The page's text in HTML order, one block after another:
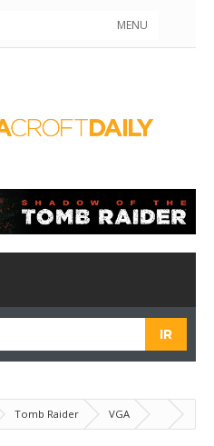
MENU
Tomb Raider
VGA
na próxima sexta-feira